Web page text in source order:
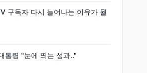
구독자 다시 늘어나는 이유가 뭘
통령 "눈에 띄는 성과.."